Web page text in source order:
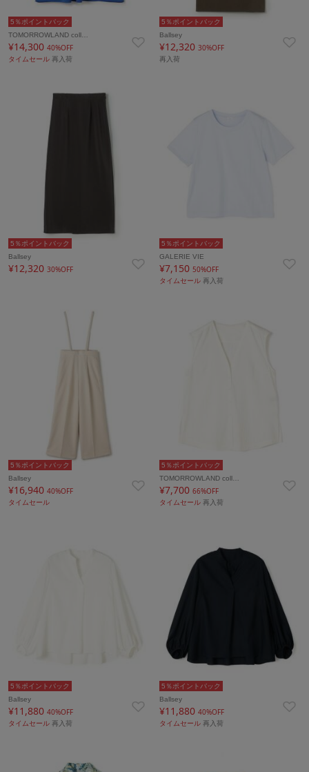
5％ポイントバック
TOMORROWLAND coll…
¥14,300 40%OFF
タイムセール 再入荷
5％ポイントバック
Ballsey
¥12,32030%OFF
再入荷
5％ポイントバック
Ballsey
¥12,320 30%OFF
5％ポイントバック
GALERIE VIE
¥7,15050%OFF
タイムセール再入荷
5％ポイントバック
Ballsey
¥16,940 40%OFF
タイムセール
5％ポイントバック
TOMORROWLAND coll…
¥7,70066%OFF
タイムセール再入荷
5％ポイントバック
Ballsey
¥11,880 40%OFF
タイムセール 再入荷
5％ポイントバック
Ballsey
¥11,88040%OFF
タイムセール再入荷